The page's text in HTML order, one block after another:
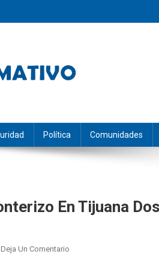
Política Comunidades
En Tijuana
Deja Un Comentario